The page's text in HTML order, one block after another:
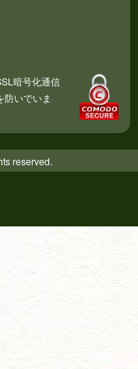
暗号化通信
いでいま
reserved.